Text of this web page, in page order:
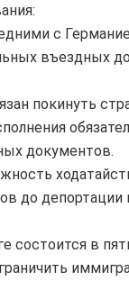
с
въездных
покинуть
документов.
до депортации
в